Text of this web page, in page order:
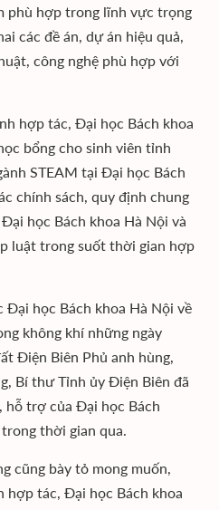
phù hợp trong lĩnh vực trọng
các đề án, dự án hiệu quả,
công nghệ phù hợp với
hợp tác, Đại học Bách khoa
bổng cho sinh viên tỉnh
STEAM tại Đại học Bách
chính sách, quy định chung
học Bách khoa Hà Nội và
luật trong suốt thời gian hợp
Đại học Bách khoa Hà Nội về
không khí những ngày
Điện Biên Phủ anh hùng,
Bí thư Tỉnh ủy Điện Biên đã
hỗ trợ của Đại học Bách
thời gian qua.
cũng bày tỏ mong muốn,
hợp tác, Đại học Bách khoa